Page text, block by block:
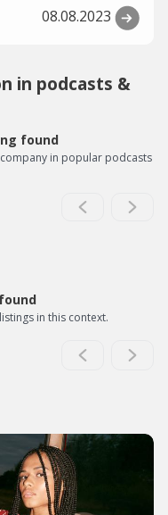
08.08.2023
in podcasts &
found
in popular podcasts
in this context.